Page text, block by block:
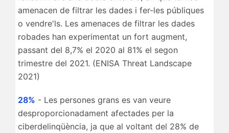
amenacen de filtrar les dades i fer-les públiques
o vendre'ls. Les amenaces de filtrar les dades
robades han experimentat un fort augment,
passant del 8,7% el 2020 al 81% el segon
trimestre del 2021. (ENISA Threat Landscape
2021)
28% - Les persones grans es van veure
desproporcionadament afectades per la
ciberdelinqüència, ja que al voltant del 28% de